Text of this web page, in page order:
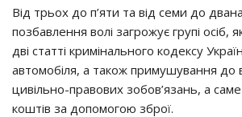
Від трьох до п’яти та від семи до
позбавлення волі загрожує групі осіб,
дві статті кримінального кодексу
автомобіля, а також примушування до
цивільно-правових зобов’язань, а
коштів за допомогою зброї.